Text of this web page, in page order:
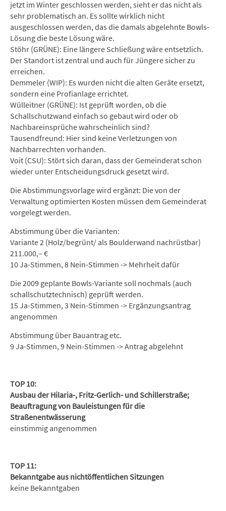
jetzt im Winter geschlossen werden, sieht er das nicht als
sehr problematisch an. Es sollte wirklich nicht
ausgeschlossen werden, das die damals abgelehnte Bowls-
Lösung die beste Lösung wäre.
Stöhr (GRÜNE): Eine längere Schließung wäre entsetzlich.
Der Standort ist zentral und auch für Jüngere sicher zu
erreichen.
Demmeler (WIP): Es wurden nicht die alten Geräte ersetzt,
sondern eine Profianlage errichtet.
Wülleitner (GRÜNE): Ist geprüft worden, ob die
Schallschutzwand einfach so gebaut wird oder ob
Nachbareinsprüche wahrscheinlich sind?
Tausendfreund: Hier sind keine Verletzungen von
Nachbarrechten vorhanden.
Voit (CSU): Stört sich daran, dass der Gemeinderat schon
wieder unter Entscheidungsdruck gesetzt wird.
Die Abstimmungsvorlage wird ergänzt: Die von der
Verwaltung optimierten Kosten müssen dem Gemeinderat
vorgelegt werden.
Abstimmung über die Varianten:
Variante 2 (Holz/begrünt/ als Boulderwand nachrüstbar)
211.000,– €
10 Ja-Stimmen, 8 Nein-Stimmen -> Mehrheit dafür
Die 2009 geplante Bowls-Variante soll nochmals (auch
schallschutztechnisch) geprüft werden.
15 Ja-Stimmen, 3 Nein-Stimmen -> Ergänzungsantrag
angenommen
Abstimmung über Bauantrag etc.
9 Ja-Stimmen, 9 Nein-Stimmen -> Antrag abgelehnt
TOP 10:
Ausbau der Hilaria-, Fritz-Gerlich- und Schillerstraße;
Beauftragung von Bauleistungen für die
Straßenentwässerung
einstimmig angenommen
TOP 11:
Bekanntgabe aus nichtöffentlichen Sitzungen
keine Bekanntgaben